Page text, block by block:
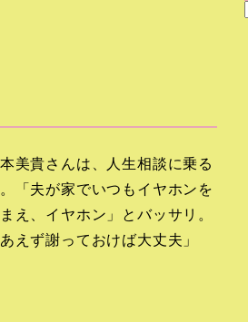
美貴さんは、人生相談に乗る
「夫が家でいつもイヤホンを
え、イヤホン」とバッサリ。
えず謝っておけば大丈夫」